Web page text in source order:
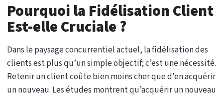
Pourquoi la Fidélisation Client
Est-elle Cruciale ?
Dans le paysage concurrentiel actuel, la fidélisation des
clients est plus qu’un simple objectif; c’est une nécessité.
Retenir un client coûte bien moins cher que d’en acquérir
un nouveau. Les études montrent qu’acquérir un nouveau